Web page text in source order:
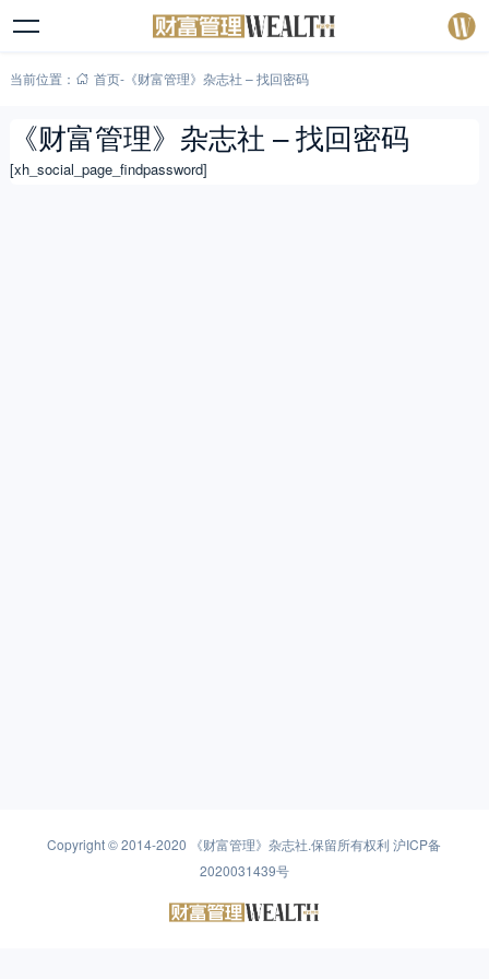
当前位置： 首页-《财富管理》杂志社 – 找回密码
《财富管理》杂志社 – 找回密码
[xh_social_page_findpassword]
Copyright © 2014-2020 《财富管理》杂志社.保留所有权利沪ICP备
2020031439号